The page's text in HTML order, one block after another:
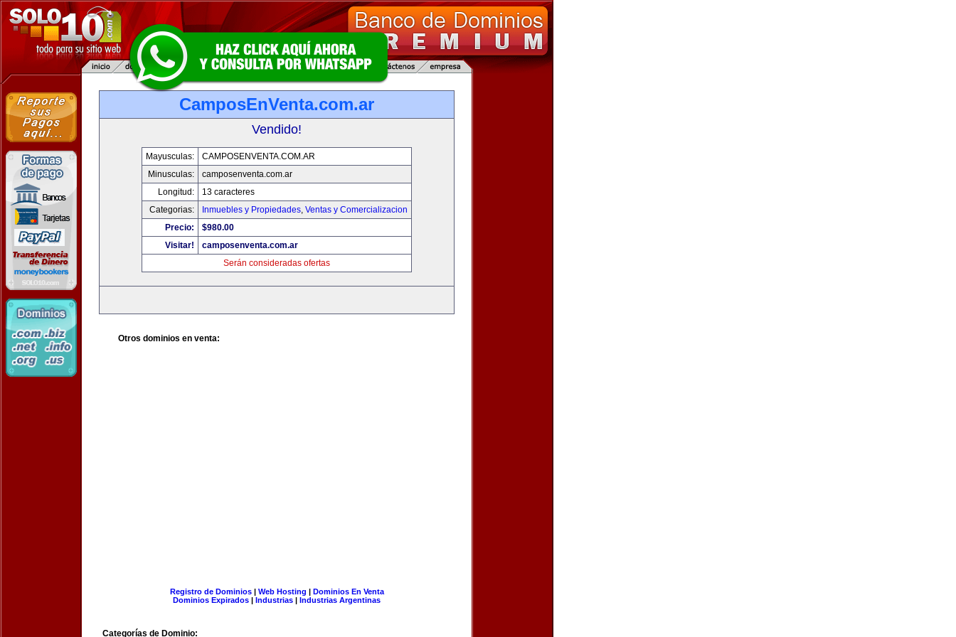
CamposEnVenta.com.ar
Vendido!
Mayusculas:
CAMPOSENVENTA.COM.AR
Minusculas:
camposenventa.com.ar
Longitud:
13 caracteres
Categorias:
Inmuebles y Propiedades, Ventas y Comercializacion
Precio:
$980.00
Visitar!
camposenventa.com.ar
Serán consideradas ofertas
Otros dominios en venta:
Registro de Dominios| Web Hosting | Dominios En Venta
Dominios Expirados | Industrias | Industrias Argentinas
Categorías de Dominio: